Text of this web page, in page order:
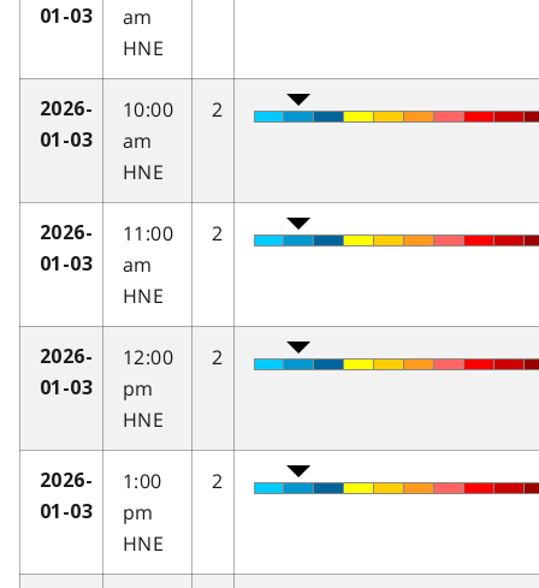
01-03
am
HNE
2026-
01-03
10:00
am
HNE
2
2026-
01-03
11:00
am
HNE
2
2026-
01-03
12:00
pm
HNE
2
2026-
01-03
1:00
pm
HNE
2